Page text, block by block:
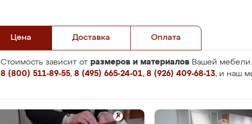
Цена Доставка Оплата
Стоимость зависит от размеров и материалов Вашей
8 (800) 511-89-55, 8 (495) 665-24-01, 8 (926) 409-68-13, и наш